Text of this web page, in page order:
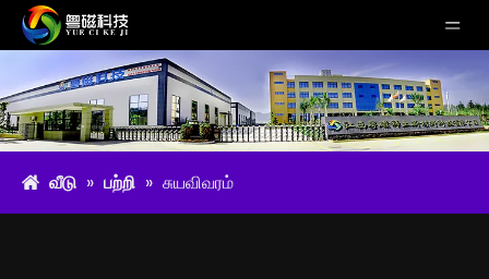
வீடு » பற்றி » சுயவிவரம்